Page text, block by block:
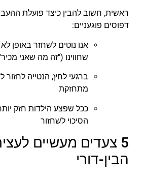
ראשית, חשוב להבין כיצד פועלת
דפוסים פוגעניים:
אנו נוטים לשחזר באופן
שחווינו ("זה מה שאני
ברגעי לחץ, הנטייה לחזור
מתחזקת
ככל שפצע הילדות חזק
הסיכוי לשחזור
5 צעדים מעשיים
הבין-דורי